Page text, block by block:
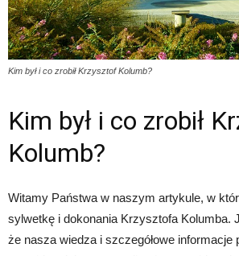
Kim był i co zrobił Krzysztof Kolumb?
Kim był i co zrobił
Kolumb?
Witamy Państwa w naszym artykule, w
sylwetkę i dokonania Krzysztofa Kolumba.
że nasza wiedza i szczegółowe informacje